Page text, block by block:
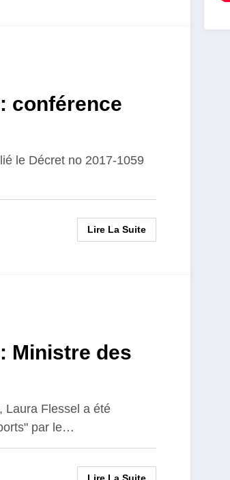
conférence
le Décret no 2017-1059
Lire La Suite
Ministre des
Laura Flessel a été
par le…